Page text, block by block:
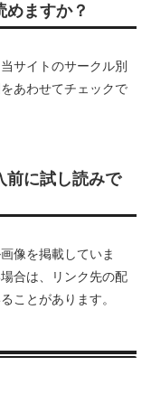
ますか？
サイトのサークル別
あわせてチェックで
前に試し読みで
像を掲載していま
合は、リンク先の配
ことがあります。